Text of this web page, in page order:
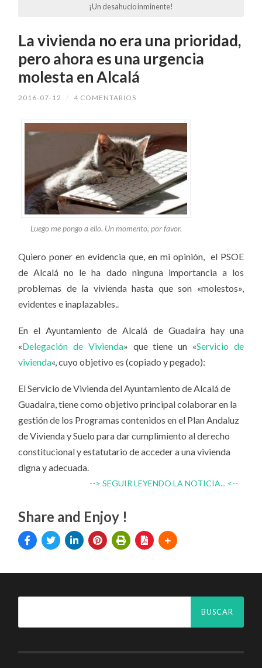
¡Un desahucio inminente!
La vivienda no era una prioridad,
pero ahora es una urgencia
molesta en Alcalá
2016-07-12 / 4 COMENTARIOS
Luego me pongo a ello. Un momento, por favor.
Quiero poner en evidencia que, en mi opinión, el PSOE
de Alcalá no le ha dado ninguna importancia a los
problemas de la vivienda hasta que son «molestos»,
evidentes e inaplazables..
En el Ayuntamiento de Alcalá de Guadaíra hay una
«Delegación de Vivienda» que tiene un «Servicio de
vivienda«, cuyo objetivo es (copiado y pegado):
El Servicio de Vivienda del Ayuntamiento de Alcalá de
Guadaira, tiene como objetivo principal colaborar en la
gestión de los Programas contenidos en el Plan Andaluz
de Vivienda y Suelo para dar cumplimiento al derecho
constitucional y estatutario de acceder a una vivienda
digna y adecuada.
--> SEGUIR LEYENDO LA NOTICIA... <--
Share and Enjoy !